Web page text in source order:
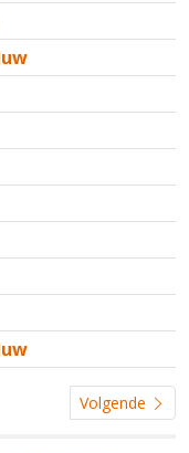
Volgende